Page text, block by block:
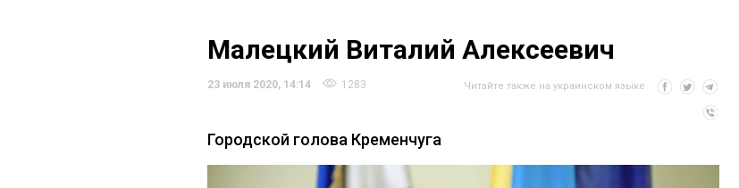
Малецкий Виталий Алексеевич
23 июля 2020, 14:14 1283 Читайте также на украинском языке
Городской голова Кременчуга